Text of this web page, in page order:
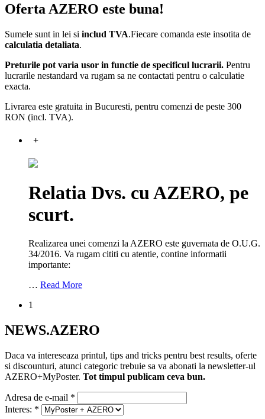
Oferta AZERO este buna!
Sumele sunt in lei si includ TVA.Fiecare comanda este insotita de
calculatia detaliata.
Preturile pot varia usor in functie de specificul lucrarii. Pentru
lucrarile nestandard va rugam sa ne contactati pentru o calculatie
exacta.
Livrarea este gratuita in Bucuresti, pentru comenzi de peste 300
RON (incl. TVA).
+
Relatia Dvs. cu AZERO, pe
scurt.
Realizarea unei comenzi la AZERO este guvernata de O.U.G.
34/2016. Va rugam cititi cu atentie, contine informatii
importante:
… Read More
1
NEWS.AZERO
Daca va intereseaza printul, tips and tricks pentru best results, oferte
si discounturi, atunci categoric trebuie sa va abonati la newsletter-ul
AZERO+MyPoster. Tot timpul publicam ceva bun.
Adresa de e-mail *
Interes: *